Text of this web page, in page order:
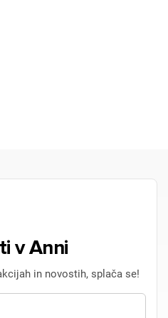
v Anni
in novostih, splača se!